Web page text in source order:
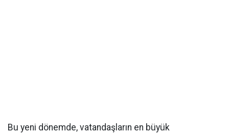
Bu yeni dönemde, vatandaşların en büyük